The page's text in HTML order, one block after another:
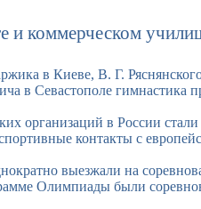
и коммерческом
в Киеве, В. Г.
в Севастополе гимнастика
организаций в России
контакты с
выезжали на
Олимпиады были